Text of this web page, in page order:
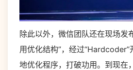
除此以外，微信团队还在现场发
用优化结构”，经过“Hardcoder”
地优化程序，打破功用。到现